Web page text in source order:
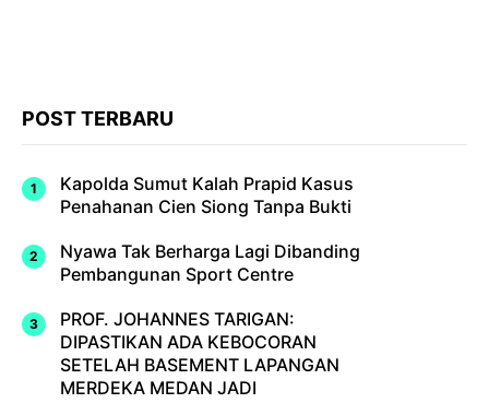
POST TERBARU
Kapolda Sumut Kalah Prapid Kasus
Penahanan Cien Siong Tanpa Bukti
Nyawa Tak Berharga Lagi Dibanding
Pembangunan Sport Centre
PROF. JOHANNES TARIGAN:
DIPASTIKAN ADA KEBOCORAN
SETELAH BASEMENT LAPANGAN
MERDEKA MEDAN JADI